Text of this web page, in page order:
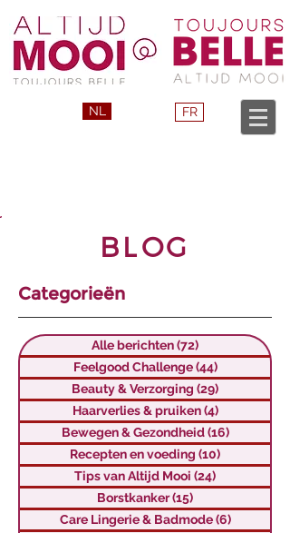
NL FR
BLOG
Alle berichten(72)
Feelgood Challenge (44)44 posts
Beauty & Verzorging (29)
Haarverlies & pruiken (4)4 posts
Bewegen & Gezondheid (16)16 posts
Recepten en voeding (10)
Tips van Altijd Mooi (24)
Borstkanker(15)
Care Lingerie & Badmode (6)6 posts
Categorieën